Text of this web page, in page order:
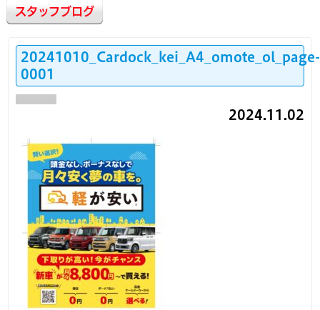
スタッフブログ
20241010_Cardock_kei_A4_omote_ol_page-
0001
2024.11.02